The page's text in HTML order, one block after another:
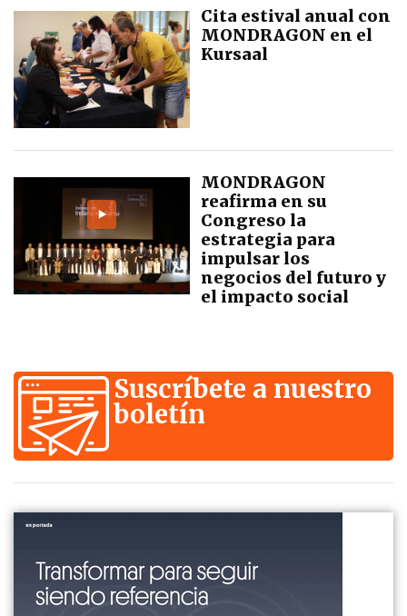
Cita estival anual con
MONDRAGON en el
Kursaal
MONDRAGON
reafirma en su
Congreso la
estrategia para
impulsar los
negocios del futuro y
el impacto social
Suscríbete a nuestro
boletín